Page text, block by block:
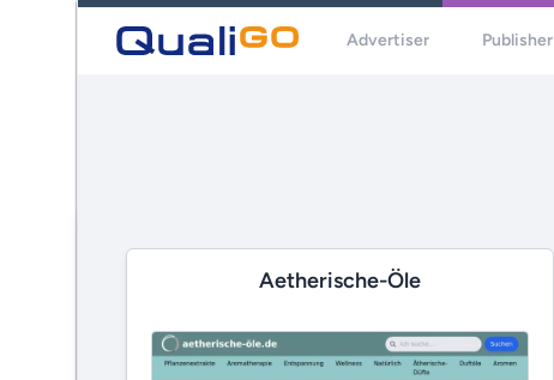
Advertiser Publisher
Aetherische-Öle